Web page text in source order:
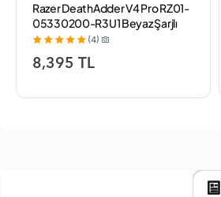
Razer DeathAdder V4 Pro RZ01-
05330200-R3U1 Beyaz Şarjlı
Makrolu Optik Kablolu/Kablosuz
(4)
8,395 TL